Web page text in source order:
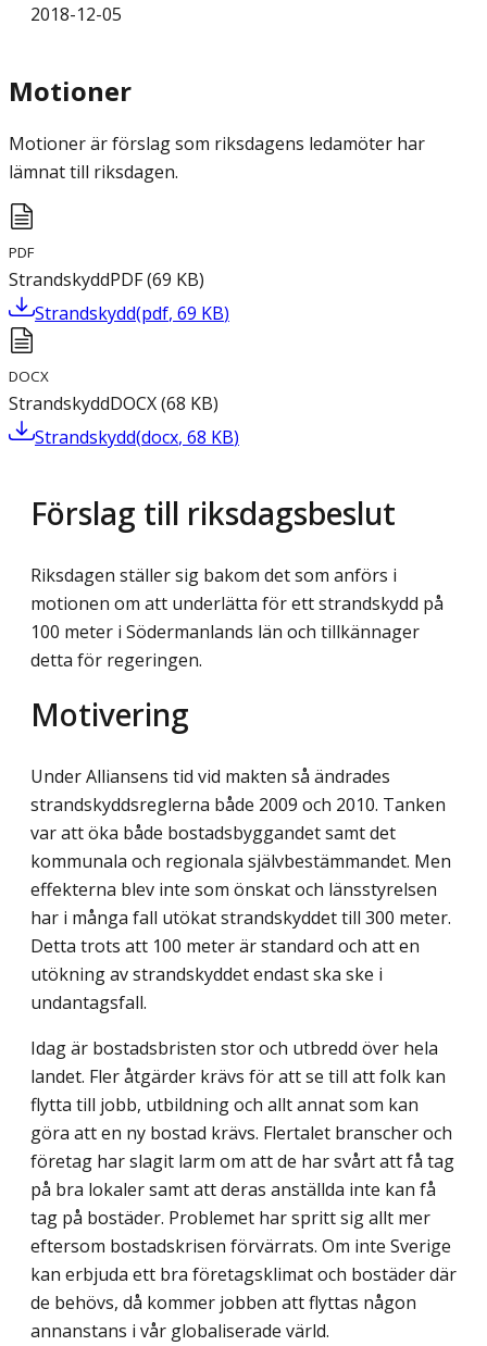
2018-12-05
Motioner
Motioner är förslag som riksdagens ledamöter har
lämnat till riksdagen.
PDF
StrandskyddPDF(69 KB)
Strandskydd(pdf, 69 KB)
DOCX
StrandskyddDOCX(68 KB)
Strandskydd(docx, 68 KB)
Förslag till riksdagsbeslut
Riksdagen ställer sig bakom det som anförs i
motionen om att underlätta för ett strandskydd på
100 meter i Södermanlands län och tillkännager
detta för regeringen.
Motivering
Under Alliansens tid vid makten så ändrades
strandskyddsreglerna både 2009 och 2010. Tanken
var att öka både bostadsbyggandet samt det
kommunala och regionala själv­bestämmandet. Men
effekterna blev inte som önskat och länsstyrelsen
har i många fall utökat strandskyddet till 300 meter.
Detta trots att 100 meter är standard och att en
utökning av strandskyddet endast ska ske i
undantagsfall.
Idag är bostadsbristen stor och utbredd över hela
landet. Fler åtgärder krävs för att se till att folk kan
flytta till jobb, utbildning och allt annat som kan
göra att en ny bostad krävs. Flertalet branscher och
företag har slagit larm om att de har svårt att få tag
på bra lokaler samt att deras anställda inte kan få
tag på bostäder. Problemet har spritt sig allt mer
eftersom bostadskrisen förvärrats. Om inte Sverige
kan erbjuda ett bra företags­klimat och bostäder där
de behövs, då kommer jobben att flyttas någon
annanstans i vår globaliserade värld.